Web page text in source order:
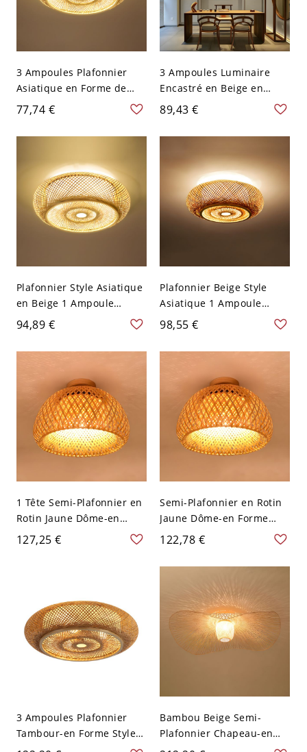
3 Ampoules Plafonnier
Asiatique en Forme de
Tambour Luminaire
Encastré en Beige en
Bambou - Bois 110 V-120 V
77,74 €
3 Ampoules Luminaire
Encastré en Beige en
Bambou Plafonnier
Asiatique en Forme de
Tambour - Bois 110 V-120
89,43 €
Plafonnier Style Asiatique
en Beige 1 Ampoule
Luminaire Encastré en
Bambou Design de
Tambour - Bois 110 V-120
94,89 €
Plafonnier Beige Style
Asiatique 1 Ampoule
Luminaire Encastré en
Rotin de Bambou Design
de Tambour - Bois 110 V-
98,55 €
1 Tête Semi-Plafonnier en
Rotin Jaune Dôme-en
Forme Style Asiatique
pour Balcon - Jaune 110 V-
127,25 €
Semi-Plafonnier en Rotin
Jaune Dôme-en Forme
Style Asiatique à 1
Ampoule pour Balcon -
Jaune 110 V-120 V 30,48
122,78 €
3 Ampoules Plafonnier
Tambour-en Forme Style
Asiatique Luminaire
Bambou Beige Semi-
Plafonnier Chapeau-en
Forme Style Asiatique à 1